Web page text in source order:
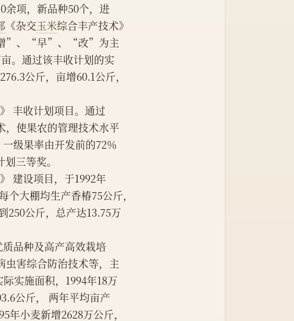
余项，新品种50个，进
《杂交玉米综合丰产技术》
”、“早”、“改”为主
。通过该丰收计划的实
公斤，亩增60.1公斤，
丰收计划项目。通过
，使果农的管理技术水平
级果率由开发前的72％
三等奖。
建设项目，于1992年
个大棚均生产香椿75公斤，
250公斤，总产达13.75万
质品种及高产高效栽培
虫害综合防治技术等，主
实施面积，1994年18万
公斤， 两年平均亩产
年小麦新增2628万公斤，